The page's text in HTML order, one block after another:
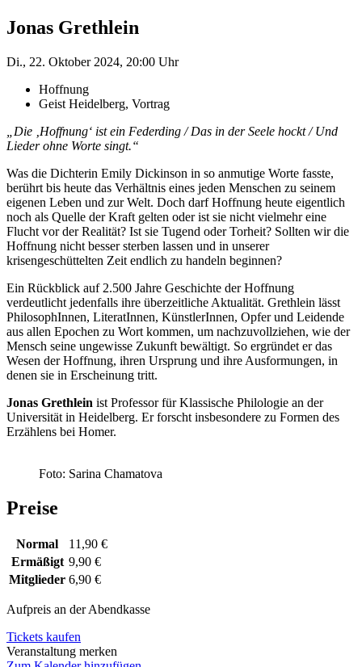
Jonas Grethlein
Di., 22. Oktober 2024, 20:00 Uhr
Hoffnung
Geist Heidelberg, Vortrag
„Die ‚Hoffnung‘ ist ein Federding / Das in der Seele hockt / Und
Lieder ohne Worte singt.“
Was die Dichterin Emily Dickinson in so anmutige Worte fasste,
berührt bis heute das Verhältnis eines jeden Menschen zu seinem
eigenen Leben und zur Welt. Doch darf Hoffnung heute eigentlich
noch als Quelle der Kraft gelten oder ist sie nicht vielmehr eine
Flucht vor der Realität? Ist sie Tugend oder Torheit? Sollten wir die
Hoffnung nicht besser sterben lassen und in unserer
krisengeschüttelten Zeit endlich zu handeln beginnen?
Ein Rückblick auf 2.500 Jahre Geschichte der Hoffnung
verdeutlicht jedenfalls ihre überzeitliche Aktualität. Grethlein lässt
PhilosophInnen, LiteratInnen, Künst­lerInnen, Opfer und Leidende
aus allen Epochen zu Wort kommen, um nachzuvollziehen, wie der
Mensch seine ungewisse Zukunft bewältigt. So ergründet er das
Wesen der Hoffnung, ihren Ursprung und ihre Ausformungen, in
denen sie in Erscheinung tritt.
Jonas Grethlein ist Professor für Klassische Philologie an der
Universität in Heidelberg. Er forscht insbesondere zu Formen des
Erzählens bei Homer.
Foto: Sarina Chamatova
Preise
Normal
11,90 €
Ermäßigt 9,90 €
Mitglieder 6,90 €
Aufpreis an der Abendkasse
Tickets kaufen
Veranstaltung merken